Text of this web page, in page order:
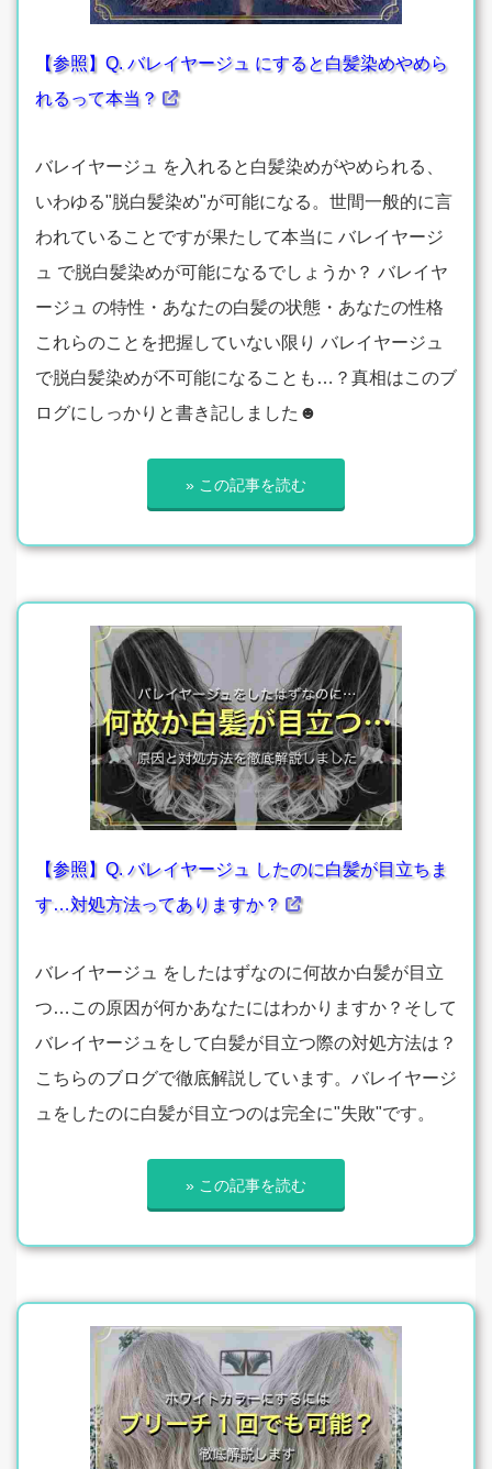
【参照】Q. バレイヤージュ にすると白髪染めやめら
れるって本当？
バレイヤージュ を入れると白髪染めがやめられる、
いわゆる"脱白髪染め"が可能になる。世間一般的に言
われていることですが果たして本当に バレイヤージ
ュ で脱白髪染めが可能になるでしょうか？ バレイヤ
ージュ の特性・あなたの白髪の状態・あなたの性格
これらのことを把握していない限り バレイヤージュ
で脱白髪染めが不可能になることも…？真相はこのブ
ログにしっかりと書き記しました☻
» この記事を読む
【参照】Q. バレイヤージュ したのに白髪が目立ちま
す…対処方法ってありますか？
バレイヤージュ をしたはずなのに何故か白髪が目立
つ…この原因が何かあなたにはわかりますか？そして
バレイヤージュをして白髪が目立つ際の対処方法は？
こちらのブログで徹底解説しています。バレイヤージ
ュをしたのに白髪が目立つのは完全に"失敗"です。
» この記事を読む